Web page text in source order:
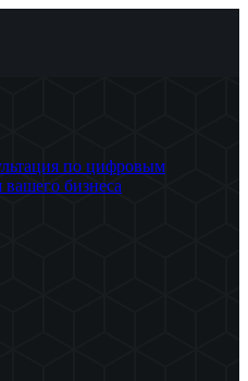
по цифровым
бизнеса